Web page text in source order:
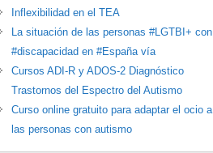
Inflexibilidad en el TEA
La situación de las personas #LGTBI+ con
#discapacidad en #España vía
Cursos ADI-R y ADOS-2 Diagnóstico
Trastornos del Espectro del Autismo
Curso online gratuito para adaptar el ocio a
las personas con autismo